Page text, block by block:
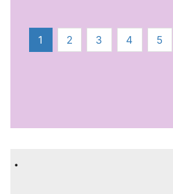
1 2 3 4 5
.